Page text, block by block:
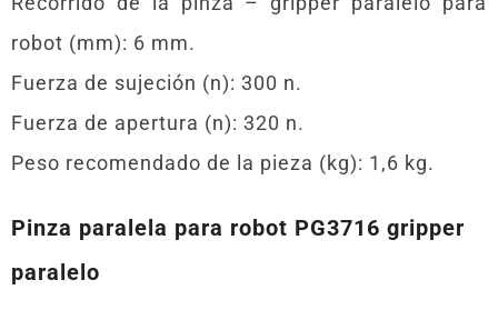
robot (mm): 6 mm.
Fuerza de sujeción (n): 300 n.
Fuerza de apertura (n): 320 n.
Peso recomendado de la pieza (kg): 1,6 kg.
Pinza paralela para robot PG3716 gripper
paralelo